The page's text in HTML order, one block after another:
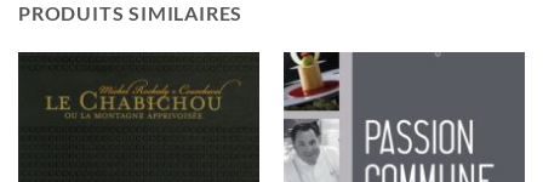
PRODUITS SIMILAIRES